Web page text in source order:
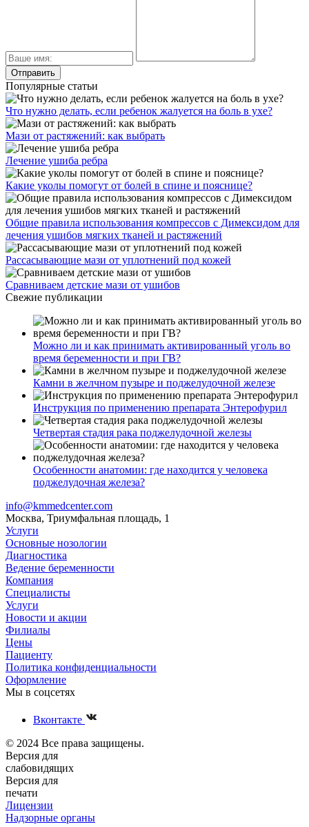
Популярные статьи
Что нужно делать, если ребенок жалуется на боль в ухе?
Мази от растяжений: как выбрать
Лечение ушиба ребра
Какие уколы помогут от болей в спине и пояснице?
Общие правила использования компрессов с Димексидом для
лечения ушибов мягких тканей и растяжений
Рассасывающие мази от уплотнений под кожей
Сравниваем детские мази от ушибов
Свежие публикации
Можно ли и как принимать активированный уголь во
время беременности и при ГВ?
Камни в желчном пузыре и поджелудочной железе
Инструкция по применению препарата Энтерофурил
Четвертая стадия рака поджелудочной железы
Особенности анатомии: где находится у человека
поджелудочная железа?
info@kmmedcenter.com
Москва, Триумфальная площадь, 1
Услуги
Основные нозологии
Диагностика
Ведение беременности
Компания
Специалисты
Услуги
Новости и акции
Филиалы
Цены
Пациенту
Политика конфиденциальности
Оформление
Мы в соцсетях
Вконтакте
© 2024 Все права защищены.
Версия для
слабовидящих
Версия для
печати
Лицензии
Надзорные органы